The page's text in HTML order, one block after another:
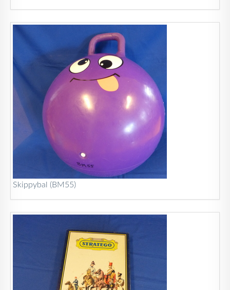
Skippybal (BM55)